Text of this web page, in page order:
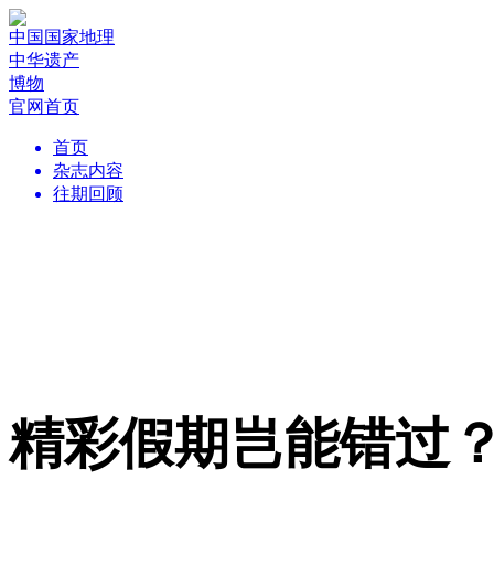
中国国家地理
中华遗产
博物
官网首页
首页
杂志内容
往期回顾
精彩假期岂能错过